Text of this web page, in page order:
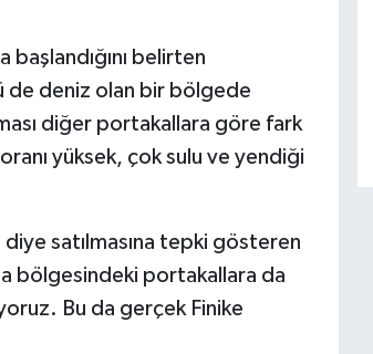
başlandığını belirten
de deniz olan bir bölgede
diğer portakallara göre fark
yüksek, çok sulu ve yendiği
satılmasına tepki gösteren
bölgesindeki portakallara da
Bu da gerçek Finike